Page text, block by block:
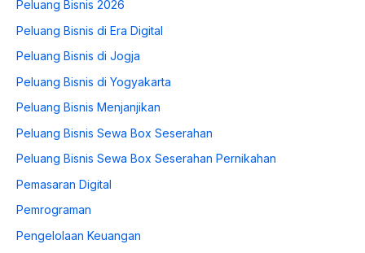
Peluang Bisnis 2026
Peluang Bisnis di Era Digital
Peluang Bisnis di Jogja
Peluang Bisnis di Yogyakarta
Peluang Bisnis Menjanjikan
Peluang Bisnis Sewa Box Seserahan
Peluang Bisnis Sewa Box Seserahan Pernikahan
Pemasaran Digital
Pemrograman
Pengelolaan Keuangan